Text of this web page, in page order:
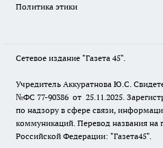
Политика этики
Сетевое издание "Газета 45".
Учредитель Аккуратнова Ю.С.
№ФС 77-90386 от 25.11.2025.
по надзору в сфере связи,
коммуникаций. Перевод названия на
Российской Федерации: "Газета45".